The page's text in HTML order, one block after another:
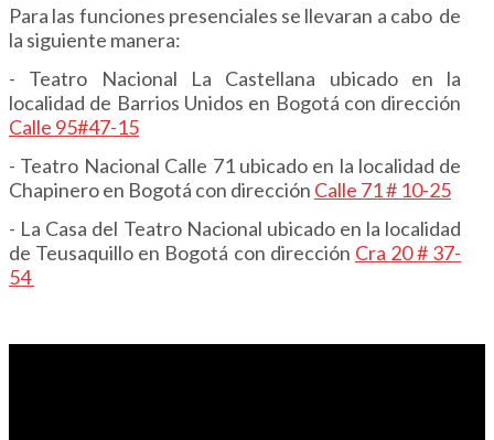
Para las funciones presenciales se llevaran a cabo de
la siguiente manera:
- Teatro Nacional La Castellana ubicado en la
localidad de Barrios Unidos en Bogotá con dirección
Calle 95#47-15
- Teatro Nacional Calle 71 ubicado en la localidad de
Chapinero en Bogotá con dirección Calle 71 # 10-25
- La Casa del Teatro Nacional ubicado en la localidad
de Teusaquillo en Bogotá con dirección Cra 20 # 37-
54